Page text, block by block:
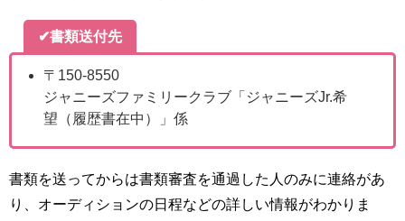
✔書類送付先
〒150-8550
ジャニーズファミリークラブ「ジャニーズJr.希
望（履歴書在中）」係
書類を送ってからは書類審査を通過した人のみに連絡があ
り、オーディションの日程などの詳しい情報がわかりま